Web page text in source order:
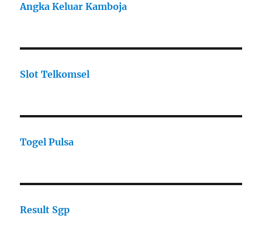
Angka Keluar Kamboja
Slot Telkomsel
Togel Pulsa
Result Sgp